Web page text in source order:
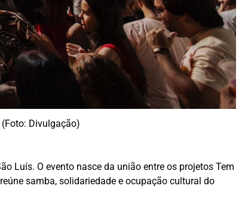
Divulgação)
Luís. O evento nasce da união entre os projetos Tem
samba, solidariedade e ocupação cultural do